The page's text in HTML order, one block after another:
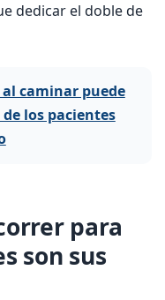
dedicar el doble de
caminar puede
los pacientes
para
son sus